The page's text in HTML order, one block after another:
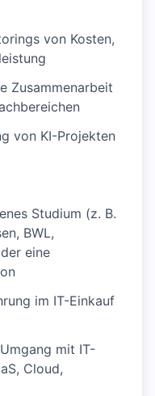
von Kosten,
Zusammenarbeit
von KI-Projekten
Studium (z. B.
BWL,
eine
im IT-Einkauf
mit IT-
Cloud,